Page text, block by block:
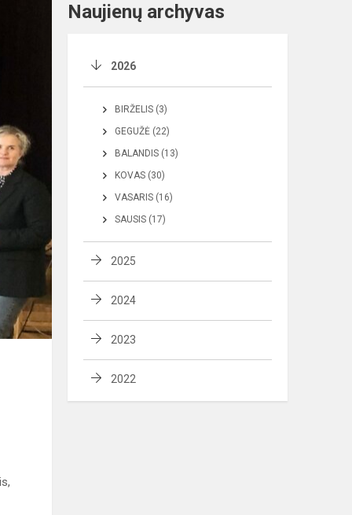
Naujienų archyvas
2026
BIRŽELIS (3)
GEGUŽĖ (22)
BALANDIS (13)
KOVAS (30)
VASARIS (16)
SAUSIS (17)
2025
2024
2023
2022